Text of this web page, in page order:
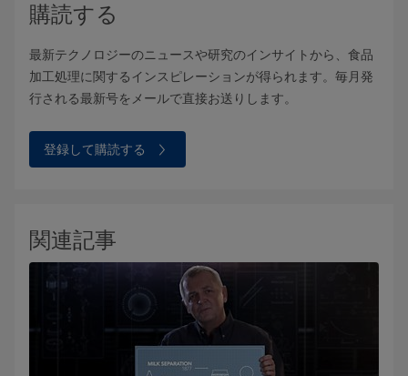
購読する
最新テクノロジーのニュースや研究のインサイトから、食品
加工処理に関するインスピレーションが得られます。毎月発
行される最新号をメールで直接お送りします。
登録して購読する
関連記事